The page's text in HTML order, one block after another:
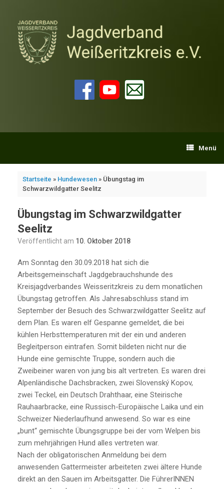
springen
Menü
Startseite » Hundewesen» Übungstag im
Schwarzwildgatter Seelitz
Übungstag im Schwarzwildgatter
Seelitz
Veröffentlicht am 10. Oktober 2018
Am Sonntag den 30.09.2018 hat sich die
Arbeitsgemeinschaft Jagdgebrauchshunde des
Kreisjagdverbandes Weisseritzkreis zu dem monatlichen
Übungstag getroffen. Als Jahresabschluss stand im
September der Besuch des Schwarzwildgatter Seelitz auf
dem Plan. Es waren elf Gespanne gemeldet, die bei
kühlen Herbsttemperaturen mit der ein und anderen
Begleitperson eintrafen. Somit bildeten nicht nur die
Hunde eine gemischte Truppe, sondern auch die
Zweibeiner waren von jung bis alt vertreten. Es waren drei
Alpenländische Dachsbracken, zwei Slovenský Kopov,
zwei Teckel, ein Deutsch Drahthaar, eine Steirische
Rauhaarbracke, eine Russisch-Europäische Laika und ein
Schweizer Niederlaufhund anwesend. So war es eine
„bunt“ gemischte Übungsgruppe bei der vom Welpen bis
zum mehrjährigen Hund alles vertreten war.
Nach der obligatorischen Anmeldung bei dem
anwesenden Gattermeister arbeiteten zwei ältere Hunde
direkt an den Sauen im Arbeitsgatter. Die FührerINNEN